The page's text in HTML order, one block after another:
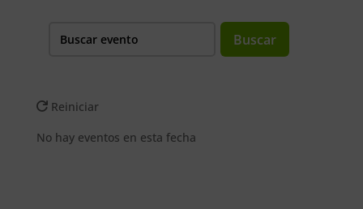
Buscar
Reiniciar
No hay eventos en esta fecha